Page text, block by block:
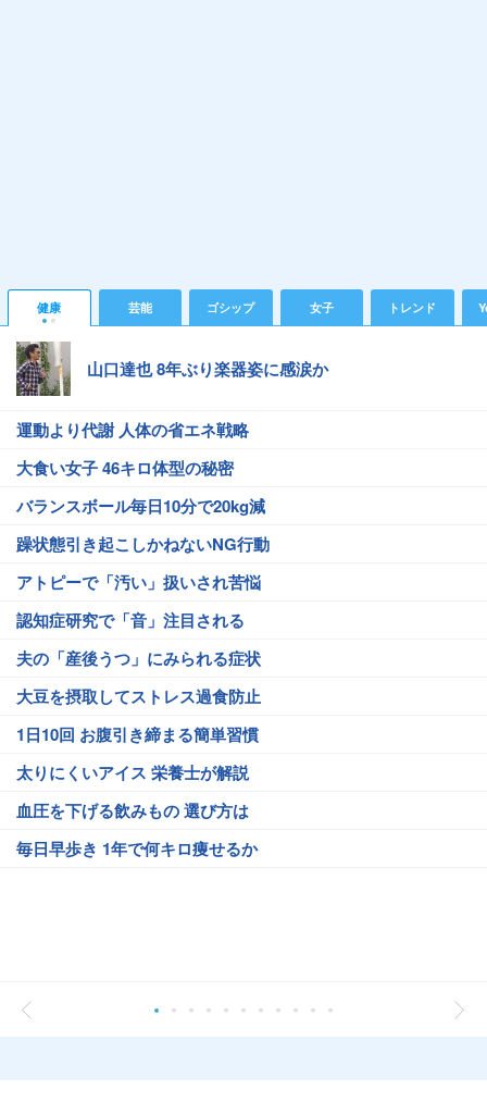
健康 芸能 ゴシップ 女子 トレンド
山口達也 8年ぶり楽器姿に感涙か
運動より代謝 人体の省エネ戦略
大食い女子 46キロ体型の秘密
バランスボール毎日10分で20kg減
躁状態引き起こしかねないNG行動
アトピーで「汚い」扱いされ苦悩
認知症研究で「音」注目される
夫の「産後うつ」にみられる症状
大豆を摂取してストレス過食防止
1日10回 お腹引き締まる簡単習慣
太りにくいアイス 栄養士が解説
血圧を下げる飲みもの 選び方は
毎日早歩き 1年で何キロ痩せるか